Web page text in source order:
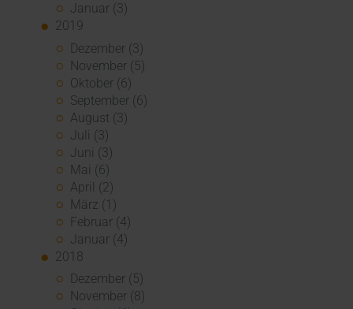
Januar (3)
2019
Dezember (3)
November (5)
Oktober (6)
September (6)
August (3)
Juli (3)
Juni (3)
Mai (6)
April (2)
März (1)
Februar (4)
Januar (4)
2018
Dezember (5)
November (8)